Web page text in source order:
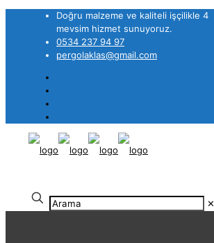
Doğru malzeme ve kaliteli işçilikle 4
mevsim hizmet sunuyoruz.
0534 237 94 97
pergolaklas@gmail.com
✕